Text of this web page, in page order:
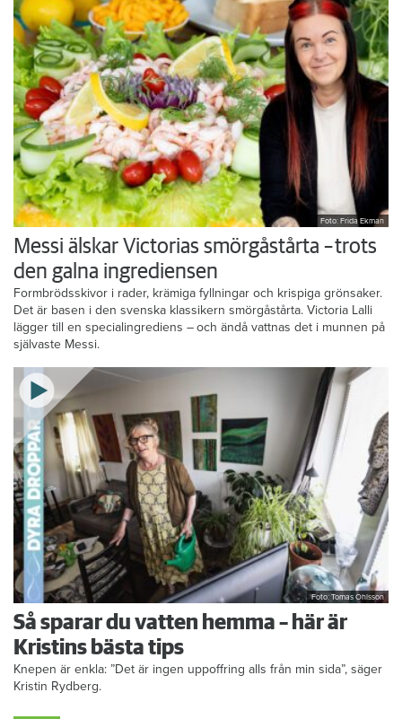
Foto: Frida Ekman
Messi älskar Victorias smörgåstårta – trots
den galna ingrediensen
Formbrödsskivor i rader, krämiga fyllningar och krispiga grönsaker.
Det är basen i den svenska klassikern smörgåstårta. Victoria Lalli
lägger till en specialingrediens – och ändå vattnas det i munnen på
självaste Messi.
Foto: Tomas Ohlsson
Så sparar du vatten hemma – här är
Kristins bästa tips
Knepen är enkla: ”Det är ingen uppoffring alls från min sida”, säger
Kristin Rydberg.